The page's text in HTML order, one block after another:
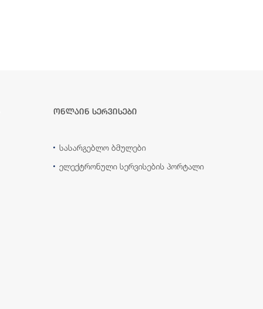
ონლაინ სერვისები
სასარგებლო ბმულები
ელექტრონული სერვისების პორტალი